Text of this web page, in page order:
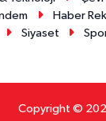
Haber
Siyaset
Copyright ©